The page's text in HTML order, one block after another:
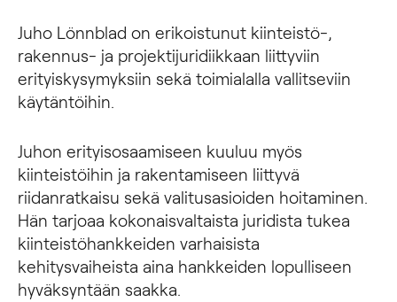
Juho Lönnblad on erikoistunut kiinteistö-,
rakennus- ja projektijuridiikkaan liittyviin
erityiskysymyksiin sekä toimialalla vallitseviin
käytäntöihin.
Juhon erityisosaamiseen kuuluu myös
kiinteistöihin ja rakentamiseen liittyvä
riidanratkaisu sekä valitusasioiden hoitaminen.
Hän tarjoaa kokonaisvaltaista juridista tukea
kiinteistöhankkeiden varhaisista
kehitysvaiheista aina hankkeiden lopulliseen
hyväksyntään saakka.